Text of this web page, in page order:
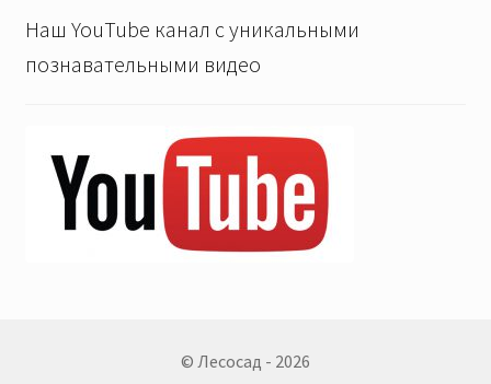
Наш YouTube канал с уникальными
познавательными видео
© Лесосад - 2026